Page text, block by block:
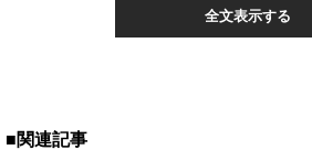
全文表示する
■関連記事